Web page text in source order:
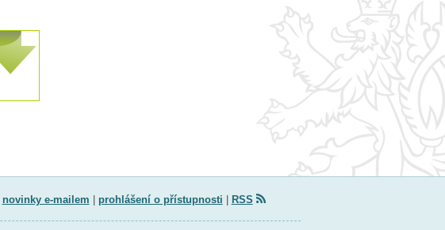
novinky e-mailem prohlášení o přístupnosti RSS